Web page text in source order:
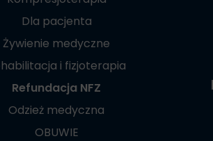
Dla pacjenta
Żywienie medyczne
i fizjoterapia
Refundacja NFZ
Odzież medyczna
OBUWIE